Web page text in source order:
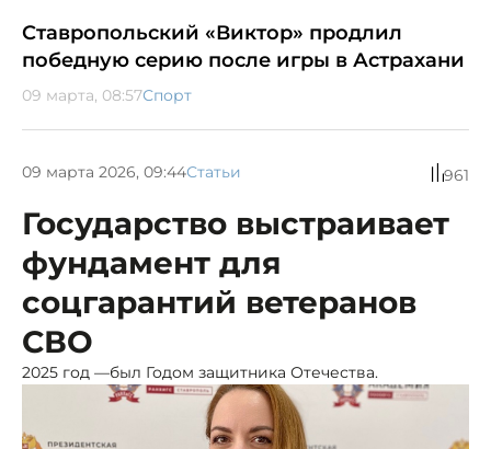
Ставропольский «Виктор» продлил
победную серию после игры в Астрахани
09 марта, 08:57Спорт
09 марта 2026, 09:44Статьи 961
Государство выстраивает
фундамент для
соцгарантий ветеранов
СВО
2025 год —был Годом защитника Отечества.